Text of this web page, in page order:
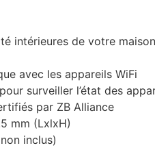
intérieures de votre
avec les appareils WiFi
surveiller l’état des
par ZB Alliance
mm (LxlxH)
inclus)